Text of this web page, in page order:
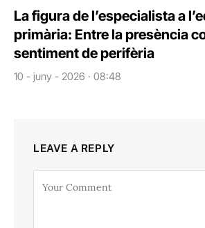
La figura de l’especialista a
primària: Entre la presència
sentiment de perifèria
10 - juny - 2026 · 08:48
LEAVE A REPLY